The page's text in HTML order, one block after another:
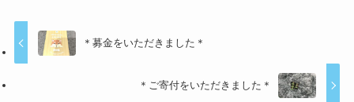
＊募金をいただきました＊
＊ご寄付をいただきました＊